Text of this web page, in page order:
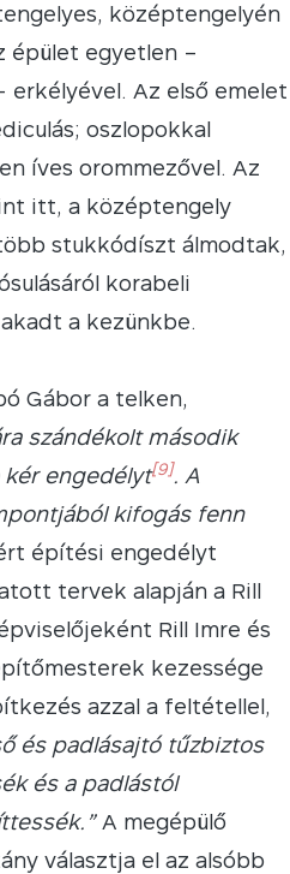
középtengelyén
épület egyetlen –
Az első emelet
oszlopokkal
íves orommezővel. Az
itt, a középtengely
stukkódíszt álmodtak,
korabeli
a kezünkbe.
Gábor a telken,
szándékolt második
engedélyt[9]. A
kifogás fenn
építési engedélyt
tervek alapján a Rill
Rill Imre és
kezessége
azzal a feltétellel,
és padlásajtó tűzbiztos
és a padlástól
A megépülő
választja el az alsóbb